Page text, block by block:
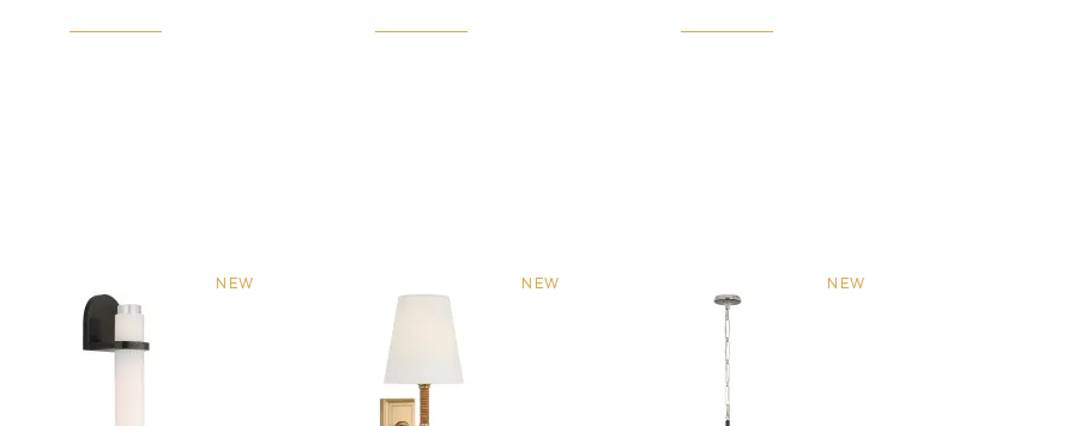
NEW NEW NEW